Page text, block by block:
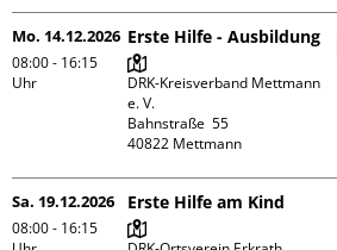
Mo. 14.12.2026
08:00 - 16:15
Uhr
Erste Hilfe - Ausbildung
DRK-Kreisverband Mettmann
e. V.
Bahnstraße  55
Sa. 19.12.2026
08:00 - 16:15
Erste Hilfe am Kind